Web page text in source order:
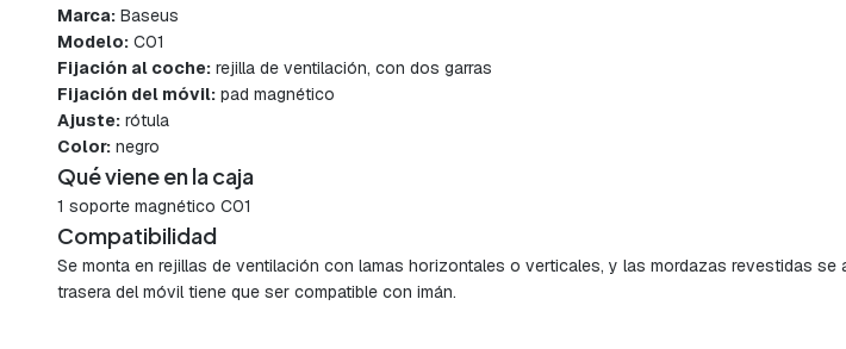
Marca: Baseus
Modelo: C01
Fijación al coche: rejilla de ventilación, con dos garras
Fijación del móvil: pad magnético
Ajuste: rótula
Color: negro
Qué viene en la caja
1 soporte magnético C01
Compatibilidad
Se monta en rejillas de ventilación con lamas horizontales o verticales, y las mordazas revestidas
trasera del móvil tiene que ser compatible con imán.